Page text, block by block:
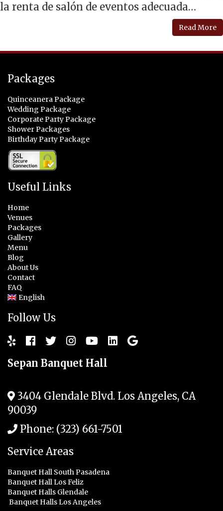
la renta de salón de eventos adecuada…
Read More
Packages
Quinceanera Package
Wedding Package
Corporate Party Package
Shower Packages
Birthday Party Package
Useful Links
Home
Venues
Packages
Gallery
Menu
Blog
About Us
Contact
FAQ
English
Follow Us
Sepan Banquet Hall
3404 Glendale Blvd. Los Angeles, CA
90039
Phone: (323) 661-7501
Service Areas
Banquet Hall South Pasadena
Banquet Hall Los Feliz
Banquet Halls Glendale
Banquet Halls Los Angeles